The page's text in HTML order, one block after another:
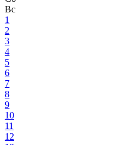
Вс
1
2
3
4
5
6
7
8
9
10
11
12